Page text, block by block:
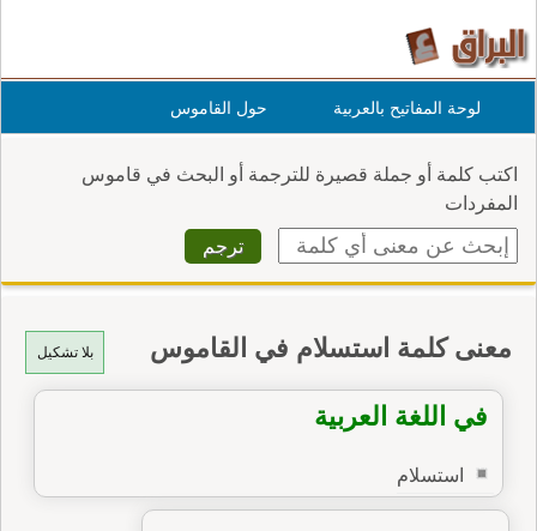
لوحة المفاتيح بالعربية حول القاموس
اكتب كلمة أو جملة قصيرة للترجمة أو البحث في قاموس
المفردات
بلا تشكيل معنى كلمة استسلام في القاموس
في اللغة العربية
استسلام